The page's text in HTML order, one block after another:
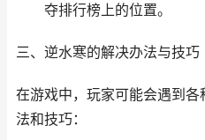
夺排行榜上的位置。
三、逆水寒的解决办法与技巧
在游戏中，玩家可能会遇到
法和技巧：